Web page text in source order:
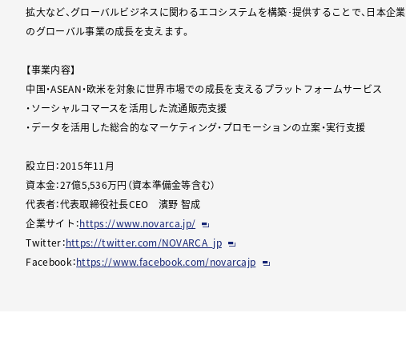
拡大など、グローバルビジネスに関わるエコシステムを構築･提供することで、日本企業
のグローバル事業の成長を支えます。
【事業内容】
中国・ASEAN・欧米を対象に世界市場での成長を支えるプラットフォームサービス
・ソーシャルコマースを活用した流通販売支援
・データを活用した総合的なマーケティング・プロモーションの立案・実行支援
設立日：2015年11月
資本金：27億5,536万円（資本準備金等含む）
代表者：代表取締役社長CEO 濱野 智成
企業サイト：https://www.novarca.jp/
Twitter：https://twitter.com/NOVARCA_jp
Facebook：https://www.facebook.com/novarcajp